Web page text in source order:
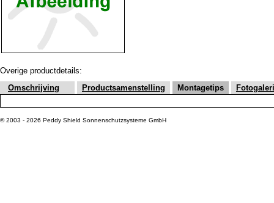
Overige productdetails:
Omschrijving
Productsamenstelling Montagetips
© 2003 - 2026 Peddy Shield Sonnenschutzsysteme GmbH